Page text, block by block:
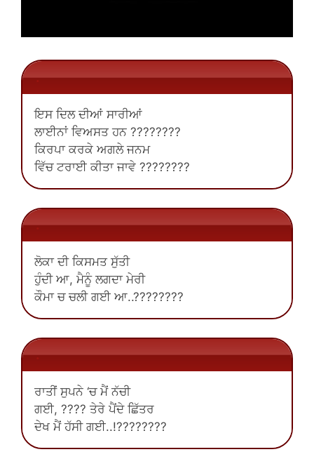
.
ਇਸ ਦਿਲ ਦੀਆਂ ਸਾਰੀਆਂ
ਲਾਈਨਾਂ ਵਿਅਸਤ ਹਨ ????????
ਕਿਰਪਾ ਕਰਕੇ ਅਗਲੇ ਜਨਮ
ਵਿੱਚ ਟਰਾਈ ਕੀਤਾ ਜਾਵੇ ????????
.
ਲੋਕਾ ਦੀ ਕਿਸਮਤ ਸੁੱਤੀ
ਹੁੰਦੀ ਆ, ਮੈਨੂੰ ਲਗਦਾ ਮੇਰੀ
ਕੌਮਾ ਚ ਚਲੀ ਗਈ ਆ..????????
.
ਰਾਤੀਂ ਸੁਪਨੇ ‘ਚ ਮੈਂ ਨੱਚੀ
ਗਈ, ???? ਤੇਰੇ ਪੈਂਦੇ ਛਿੱਤਰ
ਦੇਖ ਮੈਂ ਹੱਸੀ ਗਈ..!????????